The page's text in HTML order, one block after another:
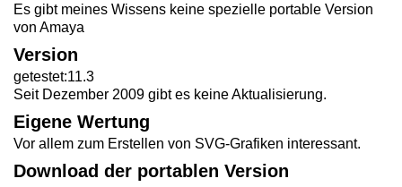
Es gibt meines Wissens keine spezielle portable Version
von Amaya
Version
getestet:11.3
Seit Dezember 2009 gibt es keine Aktualisierung.
Eigene Wertung
Vor allem zum Erstellen von SVG-Grafiken interessant.
Download der portablen Version